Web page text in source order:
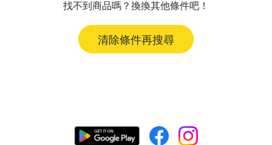
找不到商品嗎？換換其他條件吧！
清除條件再搜尋